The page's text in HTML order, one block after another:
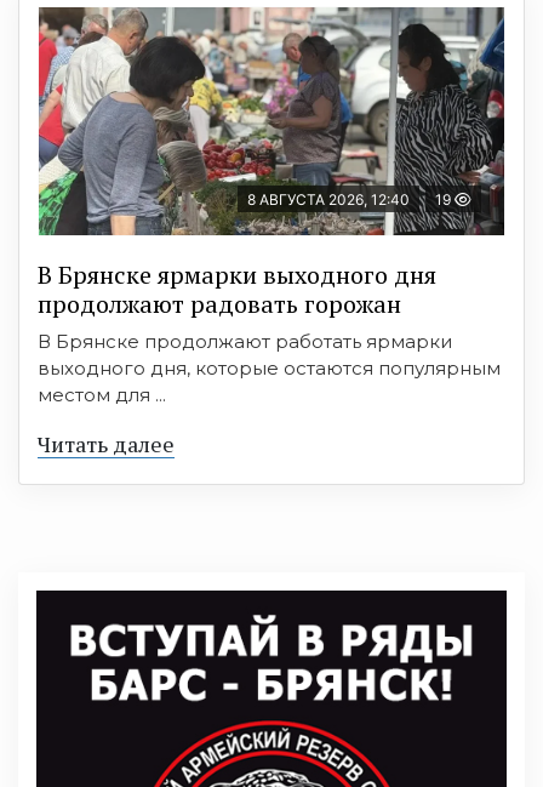
8 АВГУСТА 2026, 12:40 19
В Брянске ярмарки выходного дня
продолжают радовать горожан
В Брянске продолжают работать ярмарки
выходного дня, которые остаются популярным
местом для ...
Читать далее